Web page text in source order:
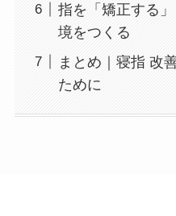
指を「矯正する
境をつくる
まとめ｜寝指 改
ために